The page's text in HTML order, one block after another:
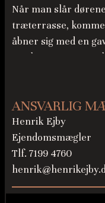
Når man slår
træterrasse,
åbner sig med en
sænke sig. Langt
både
man se toppen af
Meget tættere på
både sø og
rørhøgen jager og
fuglearter kan man
som frem for alt
ANSVARLIG
Henrik Ejby
Ejendomsmægler
Tlf. 7199 4760